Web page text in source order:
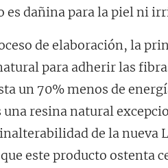
es dañina para la piel ni
de elaboración, la
para adherir las
un 70% menos de
una resina natural
de la nueva
este producto ostenta